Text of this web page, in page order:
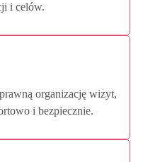
i celów.
organizację wizyt,
i bezpiecznie.